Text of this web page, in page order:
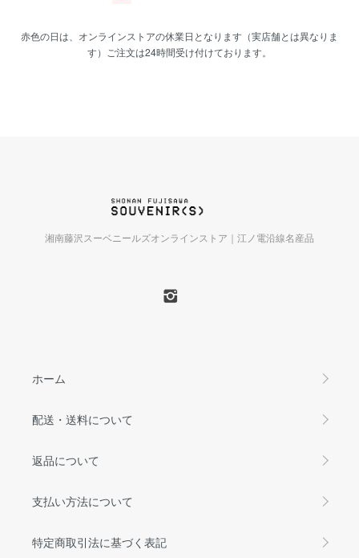
赤色の日は、オンラインストアの休業日となります（実店舗とは異なりま
す）ご注文は24時間受け付けております。
湘南藤沢スーベニールズオンラインストア｜江ノ電沿線名産品
ホーム
配送・送料について
返品について
支払い方法について
特定商取引法に基づく表記